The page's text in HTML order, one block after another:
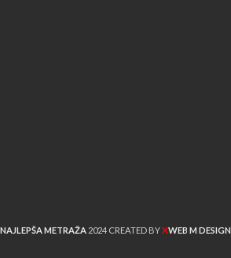
NAJLEPŠA METRAŽA 2024 CREATED BYXWEB M DESIGN